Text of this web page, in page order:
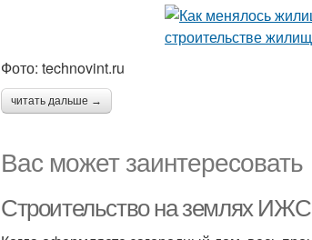
Фото: technovint.ru
читать дальше →
Вас может заинтересовать
Строительство на землях